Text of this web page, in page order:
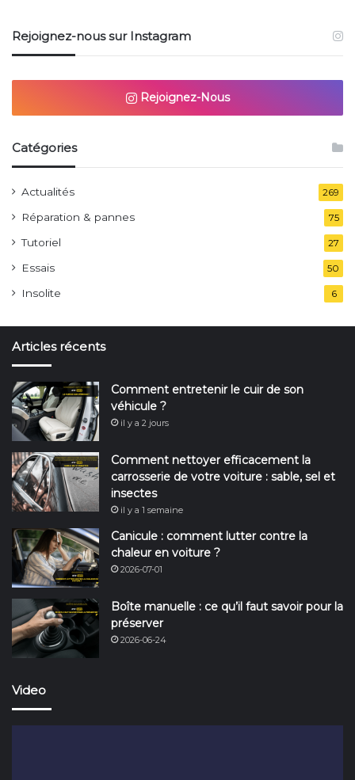
Rejoignez-nous sur Instagram
Rejoignez-Nous
Catégories
Actualités 269
Réparation & pannes 75
Tutoriel 27
Essais 50
Insolite 6
Articles récents
Comment entretenir le cuir de son
véhicule ?
il y a 2 jours
Comment nettoyer efficacement la
carrosserie de votre voiture : sable, sel et
insectes
il y a 1 semaine
Canicule : comment lutter contre la
chaleur en voiture ?
2026-07-01
Boîte manuelle : ce qu’il faut savoir pour la
préserver
2026-06-24
Video